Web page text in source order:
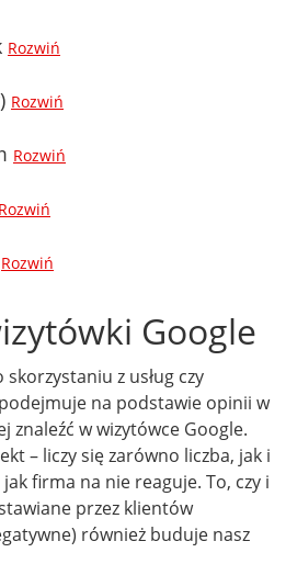
Rozwiń
Rozwiń
Rozwiń
Rozwiń
Rozwiń
Google
z usług czy
na podstawie opinii w
znaleźć w wizytówce Google.
– liczy się zarówno liczba, jak i
firma na nie reaguje. To, czy i
przez klientów
również buduje nasz